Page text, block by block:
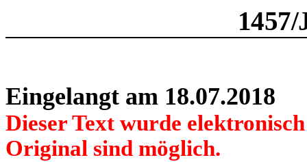
Eingelangt am 18.07.2018
Dieser Text wurde
Original sind möglich.